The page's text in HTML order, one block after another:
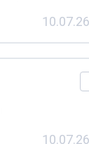
10.07.26
10.07.26